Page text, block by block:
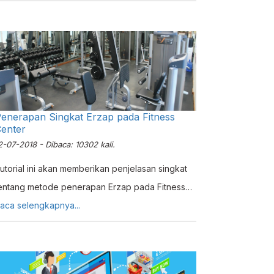
& daftar.
Singkat Erzap pada Fitness
07-2018 - Dibaca: 10302 kali.
ini akan memberikan penjelasan singkat
metode penerapan Erzap pada Fitness
selengkapnya...